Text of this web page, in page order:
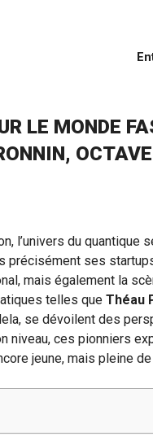
LE MONDE
l’univers du quantique
précisément ses
mais également la
telles que Théau
se dévoilent des
niveau, ces pionniers
jeune, mais pleine